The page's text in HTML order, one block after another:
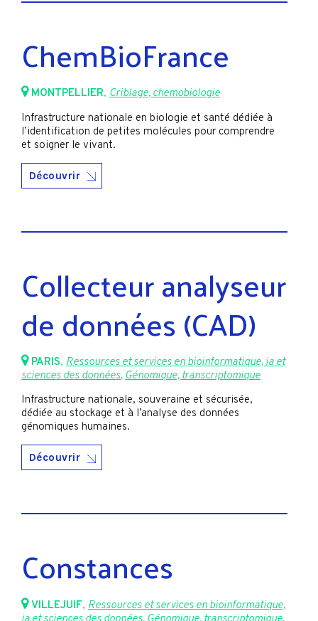
ChemBioFrance
MONTPELLIER, Criblage, chemobiologie
Infrastructure nationale en biologie et santé dédiée à
l’identification de petites molécules pour comprendre
et soigner le vivant.
Découvrir
Collecteur analyseur
de données (CAD)
PARIS, Ressources et services en bioinformatique, ia et
sciences des données,Génomique, transcriptomique
Infrastructure nationale, souveraine et sécurisée,
dédiée au stockage et à l’analyse des données
génomiques humaines.
Découvrir
Constances
VILLEJUIF, Ressources et services en bioinformatique,